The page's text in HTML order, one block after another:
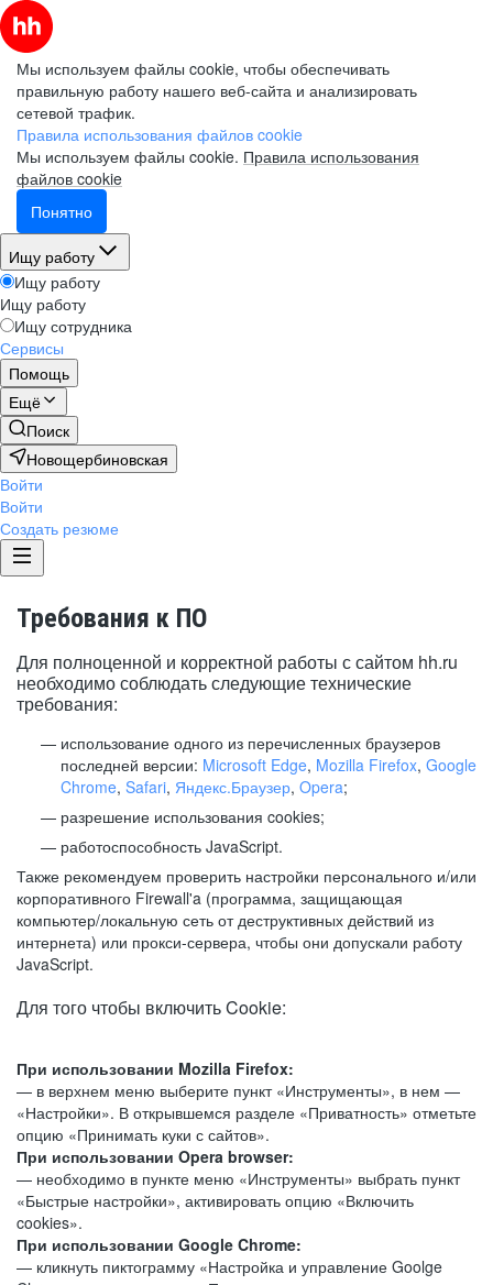
Мы используем файлы cookie, чтобы обеспечивать
правильную работу нашего веб-сайта и анализировать
сетевой трафик.
Правила использования файлов cookie
Мы используем файлы cookie. Правила использования
файлов cookie
Понятно
Ищу работу
Ищу работу
Ищу работу
Ищу сотрудника
Сервисы
Помощь
Ещё
Поиск
Новощербиновская
Войти
Войти
Создать резюме
Требования к ПО
Для полноценной и корректной работы с сайтом hh.ru
необходимо соблюдать следующие технические
требования:
использование одного из перечисленных браузеров
последней версии: Microsoft Edge, Mozilla Firefox, Google
Chrome, Safari, Яндекс.Браузер, Opera;
разрешение использования cookies;
работоспособность JavaScript.
Также рекомендуем проверить настройки персонального и/или
корпоративного Firewall'a (программа, защищающая
компьютер/локальную сеть от деструктивных действий из
интернета) или прокси-сервера, чтобы они допускали работу
JavaScript.
Для того чтобы включить Cookie:
При использовании Mozilla Firefox:
— в верхнем меню выберите пункт «Инструменты», в нем —
«Настройки». В открывшемся разделе «Приватность» отметьте
опцию «Принимать куки с сайтов».
При использовании Opera browser:
— необходимо в пункте меню «Инструменты» выбрать пункт
«Быстрые настройки», активировать опцию «Включить
cookies».
При использовании Google Chrome:
— кликнуть пиктограмму «Настройка и управление Goolge